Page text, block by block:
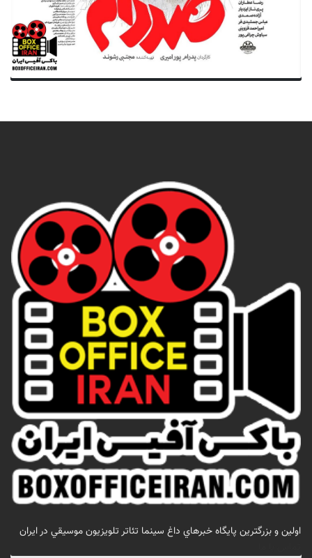
اولين و بزرگترين پايگاه خبرهاي داغ سينما تئاتر تلويزيون موسيقي در ايران